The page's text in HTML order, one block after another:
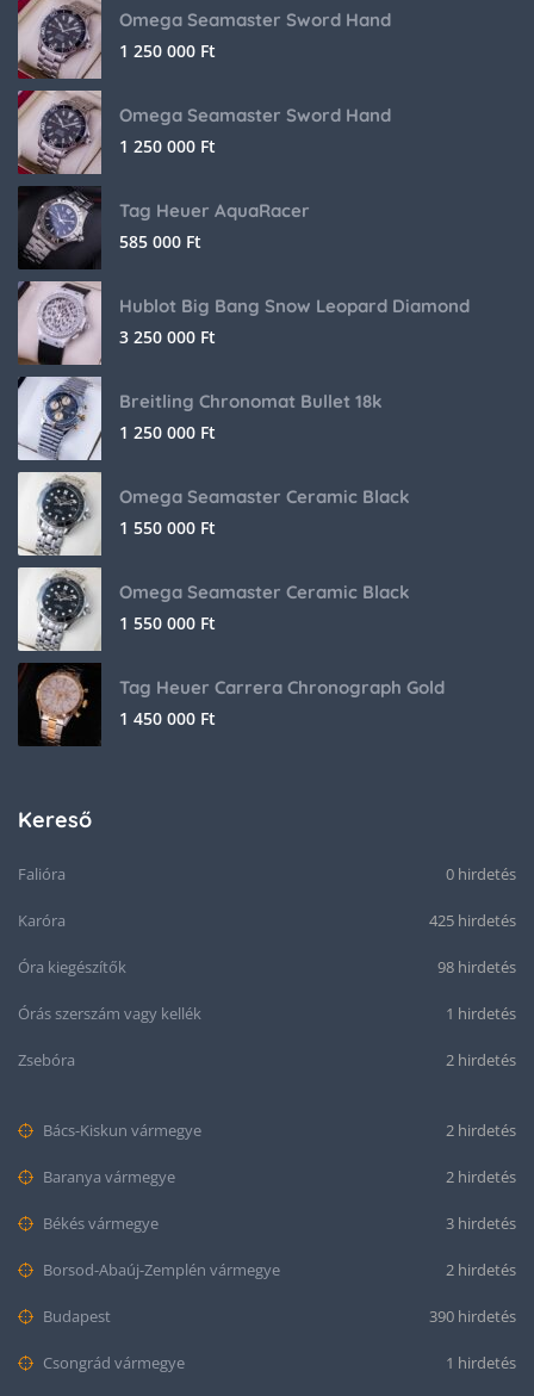
Omega Seamaster Sword Hand
1 250 000 Ft
Omega Seamaster Sword Hand
1 250 000 Ft
Tag Heuer AquaRacer
585 000 Ft
Hublot Big Bang Snow Leopard Diamond
3 250 000 Ft
Breitling Chronomat Bullet 18k
1 250 000 Ft
Omega Seamaster Ceramic Black
1 550 000 Ft
Omega Seamaster Ceramic Black
1 550 000 Ft
Tag Heuer Carrera Chronograph Gold
1 450 000 Ft
Kereső
Falióra 0 hirdetés
Karóra 425 hirdetés
Óra kiegészítők 98 hirdetés
Órás szerszám vagy kellék 1 hirdetés
Zsebóra 2 hirdetés
Bács-Kiskun vármegye 2 hirdetés
Baranya vármegye 2 hirdetés
Békés vármegye 3 hirdetés
Borsod-Abaúj-Zemplén vármegye 2 hirdetés
Budapest 390 hirdetés
Csongrád vármegye 1 hirdetés